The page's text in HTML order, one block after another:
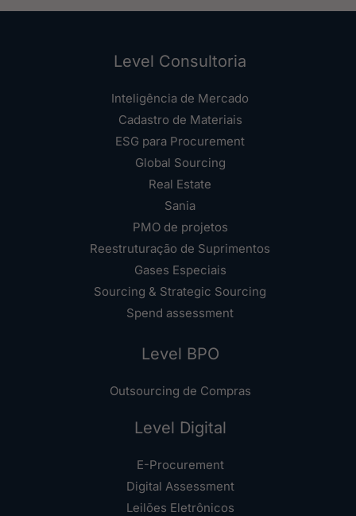
Level Consultoria
Inteligência de Mercado
Cadastro de Materiais
ESG para Procurement
Global Sourcing
Real Estate
Sania
PMO de projetos
Reestruturação de Suprimentos
Gases Especiais
Sourcing & Strategic Sourcing
Spend assessment
Level BPO
Outsourcing de Compras
Level Digital
E-Procurement
Digital Assessment
Leilões Eletrônicos